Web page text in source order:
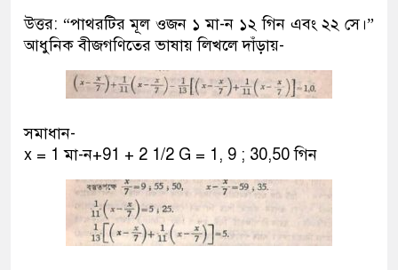
উত্তর: “পাথরটির মূল ওজন ১ মা-ন ১২ গিন এবং ২২ সে।”
আধুনিক বীজগণিতের ভাষায় লিখলে দাঁড়ায়-
সমাধান-
x = 1 মা-ন+91 + 2 1/2 G = 1, 9 ; 30,50 গিন